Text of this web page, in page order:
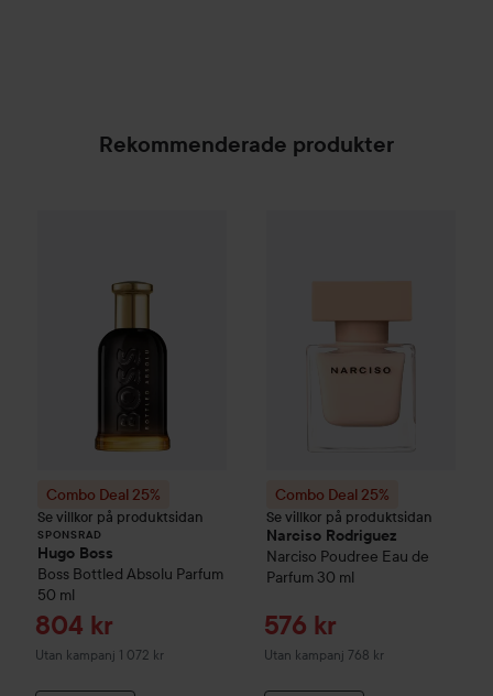
Rekommenderade produkter
Combo Deal 25%
Se villkor på produktsidan
SPONSRAD
Hugo Boss
Boss Bottled Absolu Parfum
50 ml
Reapris
804 kr
Utan kampanj 1 072 kr
Combo Deal 25%
Se villkor på produktsidan
Narciso Rodriguez
Narciso Poudree Eau de
Parfum 30 ml
Reapris
576 kr
Utan kampanj 768 kr